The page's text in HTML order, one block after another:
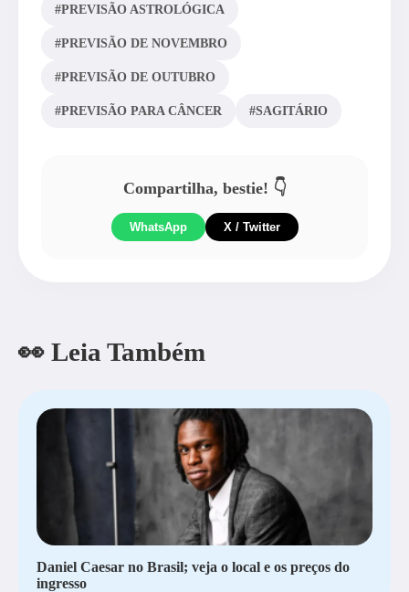
#PREVISÃO ASTROLÓGICA
#PREVISÃO DE NOVEMBRO
#PREVISÃO DE OUTUBRO
#PREVISÃO PARA CÂNCER #SAGITÁRIO
Compartilha, bestie! 👇
WhatsApp X / Twitter
👀 Leia Também
Daniel Caesar no Brasil; veja o local e os preços do
ingresso